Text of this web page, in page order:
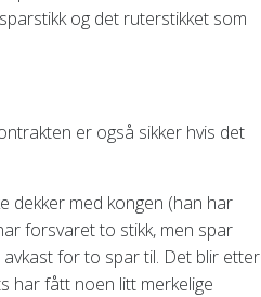
og det ruterstikket som
er også sikker hvis det
dekker med kongen (han har
forsvaret to stikk, men spar
for to spar til. Det blir etter
har fått noen litt merkelige